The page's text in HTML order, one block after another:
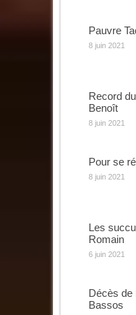
Pauvre
8 juin 2021
Record
Benoît
8 juin 2021
Pour se
8 juin 2021
Les
Romain
6 juin 2021
Décès de
Bassos